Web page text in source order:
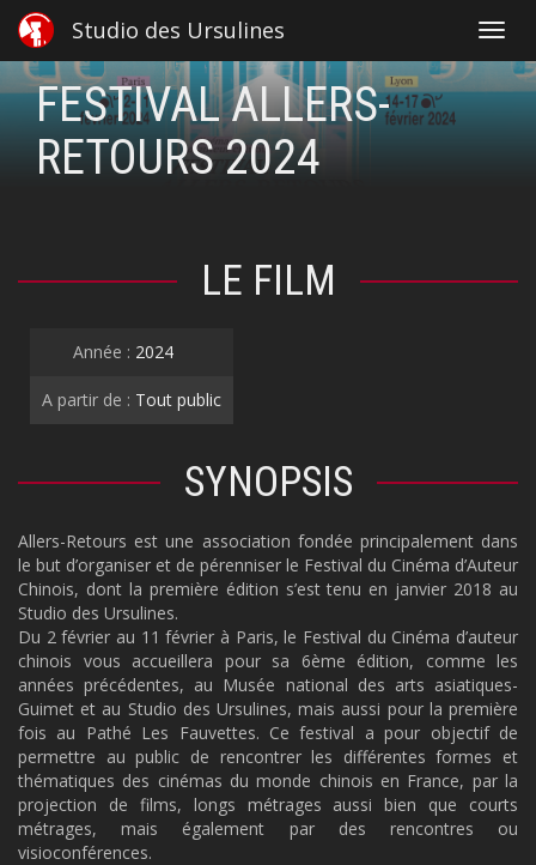
Studio des Ursulines
FESTIVAL ALLERS-
RETOURS 2024
LE FILM
Année : 2024
A partir de : Tout public
SYNOPSIS
Allers-Retours est une association fondée principalement dans
le but d’organiser et de pérenniser le Festival du Cinéma d’Auteur
Chinois, dont la première édition s’est tenu en janvier 2018 au
Studio des Ursulines.
Du 2 février au 11 février à Paris, le Festival du Cinéma d’auteur
chinois vous accueillera pour sa 6ème édition, comme les
années précédentes, au Musée national des arts asiatiques-
Guimet et au Studio des Ursulines, mais aussi pour la première
fois au Pathé Les Fauvettes. Ce festival a pour objectif de
permettre au public de rencontrer les différentes formes et
thématiques des cinémas du monde chinois en France, par la
projection de films, longs métrages aussi bien que courts
métrages, mais également par des rencontres ou
visioconférences.